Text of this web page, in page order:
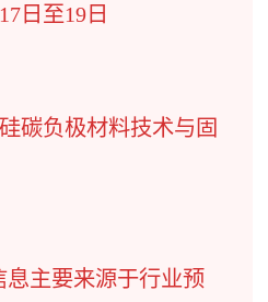
日至19日
碳负极材料技术与固
主要来源于行业预